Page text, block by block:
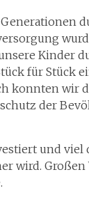
Kinder
für Stück
konnten wir
der
und viel
wird.